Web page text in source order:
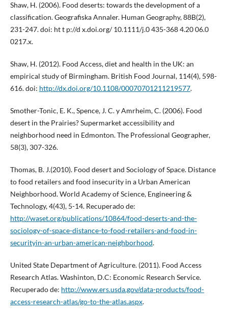
Shaw, H. (2006). Food deserts: towards the development of a
classification. Geografiska Annaler. Human Geography, 88B(2),
231-247. doi: ht t p://d x.doi.org/ 10.1111/j.0 435-368 4.20 06.0
0217.x.
Shaw, H. (2012). Food Access, diet and health in the UK: an
empirical study of Birmingham. British Food Journal, 114(4), 598-
616. doi: http://dx.doi.org/10.1108/00070701211219577.
Smother-Tonic, E. K., Spence, J. C. y Amrheim, C. (2006). Food
desert in the Prairies? Supermarket accessibility and
neighborhood need in Edmonton. The Professional Geographer,
58(3), 307-326.
Thomas, B. J.(2010). Food desert and Sociology of Space. Distance
to food retailers and food insecurity in a Urban American
Neighborhood. World Academy of Science, Engineering &
Technology, 4(43), 5-14. Recuperado de:
http://waset.org/publications/10864/food-deserts-and-the-
sociology-of-space-distance-to-food-retailers-and-food-in-
securityin-an-urban-american-neighborhood.
United State Department of Agriculture. (2011). Food Access
Research Atlas. Washinton, D.C: Economic Research Service.
Recuperado de: http://www.ers.usda.gov/data-products/food-
access-research-atlas/go-to-the-atlas.aspx.